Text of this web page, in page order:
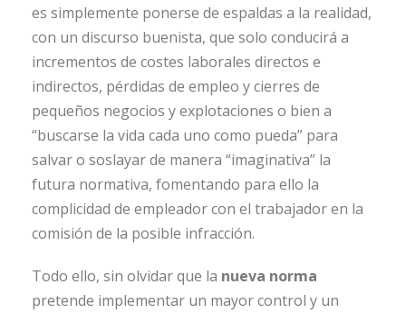
es simplemente ponerse de espaldas a la realidad,
con un discurso buenista, que solo conducirá a
incrementos de costes laborales directos e
indirectos, pérdidas de empleo y cierres de
pequeños negocios y explotaciones o bien a
“buscarse la vida cada uno como pueda” para
salvar o soslayar de manera “imaginativa” la
futura normativa, fomentando para ello la
complicidad de empleador con el trabajador en la
comisión de la posible infracción.
Todo ello, sin olvidar que la nueva norma
pretende implementar un mayor control y un